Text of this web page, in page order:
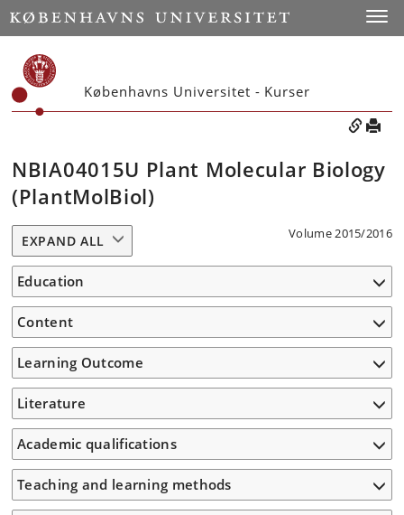
Københavns Universitet - Kurser
NBIA04015U Plant Molecular Biology
(PlantMolBiol)
Volume 2015/2016
EXPAND ALL
Education
Content
Learning Outcome
Literature
Academic qualifications
Teaching and learning methods